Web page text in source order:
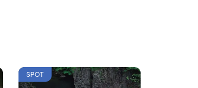
SPOT